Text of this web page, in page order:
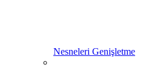
Nesneleri Genişletme